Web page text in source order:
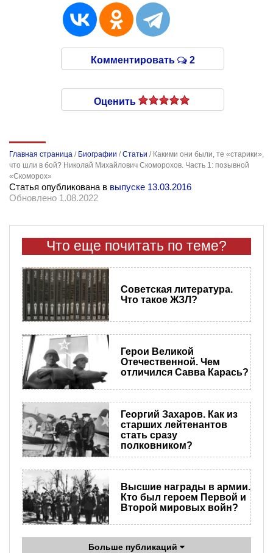
Комментировать 2
Оценить
Главная страница / Биографии /Статьи / Какими они были, те «старики»,
что шли в бой? Николай Михайлович Скоморохов. Часть 1: позывной
«Скоморох»
Статья опубликована в выпуске 13.03.2016
Обновлено 1.08.2022
Что еще почитать по теме?
Советская литература.
Что такое ЖЗЛ?
Герои Великой
Отечественной. Чем
отличился Савва Карась?
Георгий Захаров. Как из
старших лейтенантов
стать сразу
полковником?
Высшие награды в армии.
Кто был героем Первой и
Второй мировых войн?
Больше публикаций